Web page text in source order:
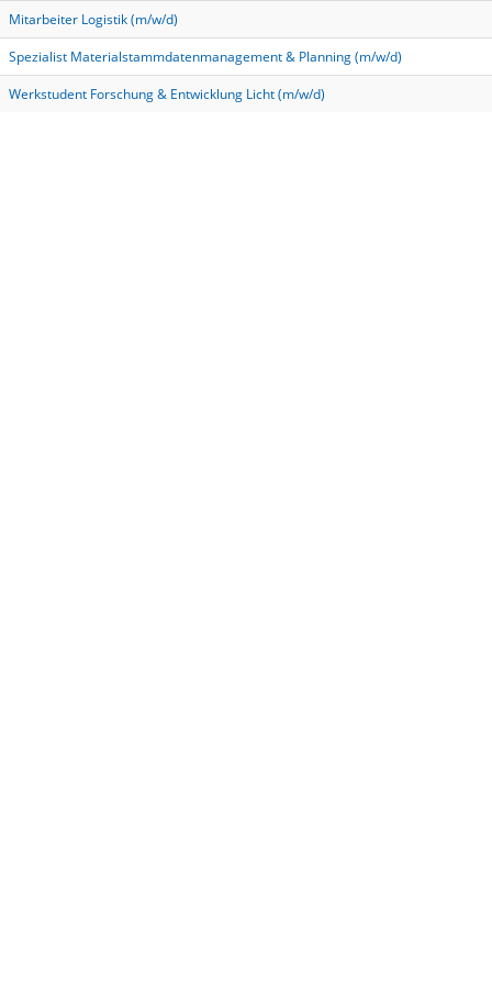
Mitarbeiter Logistik (m/w/d)
Spezialist Materialstammdatenmanagement & Planning (m/w/d)
Werkstudent Forschung & Entwicklung Licht (m/w/d)